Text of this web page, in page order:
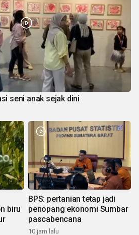
seni anak sejak dini
biru
BPS: pertanian tetap jadi
penopang ekonomi Sumbar
pascabencana
10 jam lalu